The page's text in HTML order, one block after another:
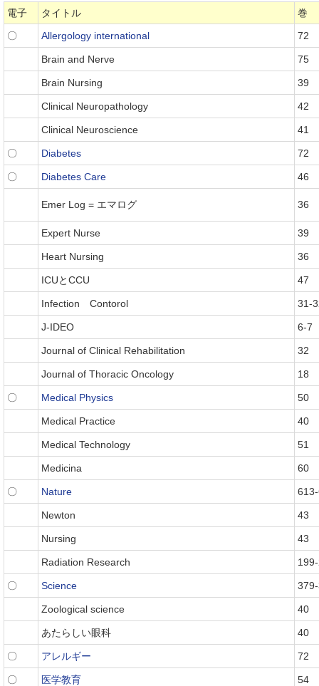
電子
タイトル
巻
〇
Allergology international 72
Brain and Nerve 75
Brain Nursing 39
Clinical Neuropathology 42
Clinical Neuroscience 41
〇 Diabetes 72
〇 Diabetes Care 46
Emer Log = エマログ 36
Expert Nurse 39
Heart Nursing 36
ICUとCCU 47
Infection Contorol 31-
J-IDEO 6-7
Journal of Clinical Rehabilitation 32
Journal of Thoracic Oncology 18
〇 Medical Physics 50
Medical Practice 40
Medical Technology 51
Medicina 60
〇 Nature
Newton 43
Nursing 43
Radiation Research
〇 Science
Zoological science 40
あたらしい眼科 40
〇 アレルギー 72
〇 医学教育 54